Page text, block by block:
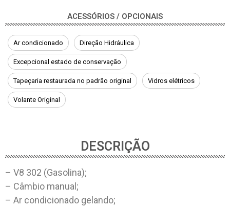
ACESSÓRIOS / OPCIONAIS
Ar condicionado Direção Hidráulica
Excepcional estado de conservação
Tapeçaria restaurada no padrão original Vidros elétricos
Volante Original
DESCRIÇÃO
– V8 302 (Gasolina);
– Câmbio manual;
– Ar condicionado gelando;